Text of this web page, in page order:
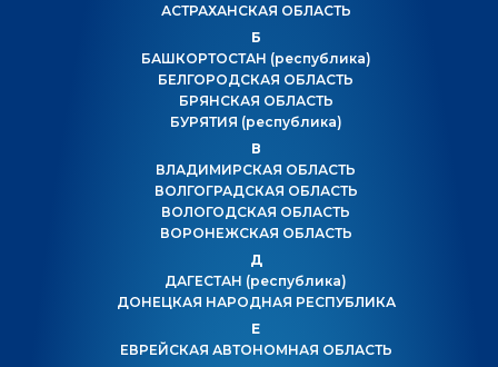
АСТРАХАНСКАЯ ОБЛАСТЬ
Б
БАШКОРТОСТАН (республика)
БЕЛГОРОДСКАЯ ОБЛАСТЬ
БРЯНСКАЯ ОБЛАСТЬ
БУРЯТИЯ (республика)
В
ВЛАДИМИРСКАЯ ОБЛАСТЬ
ВОЛГОГРАДСКАЯ ОБЛАСТЬ
ВОЛОГОДСКАЯ ОБЛАСТЬ
ВОРОНЕЖСКАЯ ОБЛАСТЬ
Д
ДАГЕСТАН (республика)
ДОНЕЦКАЯ НАРОДНАЯ РЕСПУБЛИКА
Е
ЕВРЕЙСКАЯ АВТОНОМНАЯ ОБЛАСТЬ